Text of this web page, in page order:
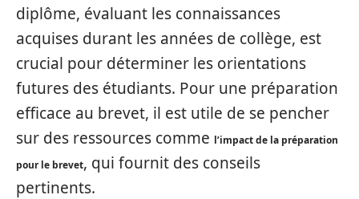
diplôme, évaluant les connaissances
acquises durant les années de collège, est
crucial pour déterminer les orientations
futures des étudiants. Pour une préparation
efficace au brevet, il est utile de se pencher
sur des ressources comme l’impact de la préparation
pour le brevet, qui fournit des conseils
pertinents.